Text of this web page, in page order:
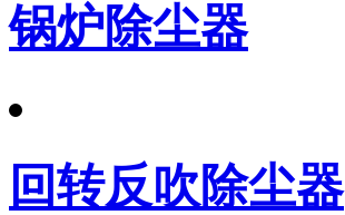
锅炉除尘器
回转反吹除尘器